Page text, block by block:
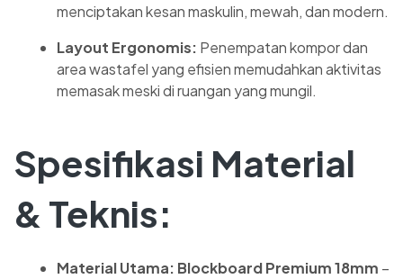
menciptakan kesan maskulin, mewah, dan modern.
Layout Ergonomis: Penempatan kompor dan
area wastafel yang efisien memudahkan aktivitas
memasak meski di ruangan yang mungil.
Spesifikasi Material
& Teknis:
Material Utama: Blockboard Premium 18mm –